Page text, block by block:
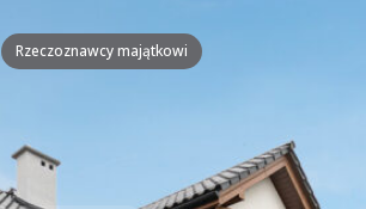
Rzeczoznawcy majątkowi